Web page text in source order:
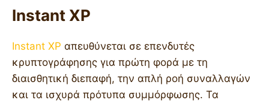
Instant XP
Instant XP απευθύνεται σε επενδυτές
κρυπτογράφησης για πρώτη φορά με τη
διαισθητική διεπαφή, την απλή ροή συναλλαγών
και τα ισχυρά πρότυπα συμμόρφωσης. Τα